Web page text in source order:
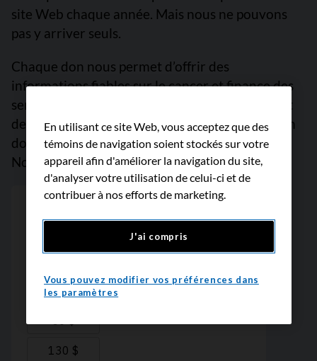
site Web chaque année. Mais nous ne pouvons
pas y arriver seuls.
Chaque don nous permet d’offrir des
informations fiables sur le cancer et finance des
services de soutien empreints de compassion et
des projets de recherche prometteurs. Faites un
don dès maintenant, car chaque dollar compte.
Nous vous remercions.
En utilisant ce site Web, vous acceptez que des
témoins de navigation soient stockés sur votre
appareil afin d'améliorer la navigation du site,
d'analyser votre utilisation de celui-ci et de
contribuer à nos efforts de marketing.
J'ai compris
Vous pouvez modifier vos préférences dans
les paramètres